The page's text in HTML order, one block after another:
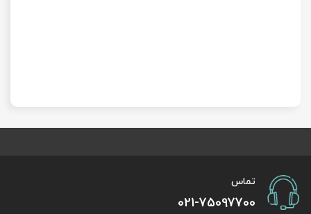
تماس
021-75097700